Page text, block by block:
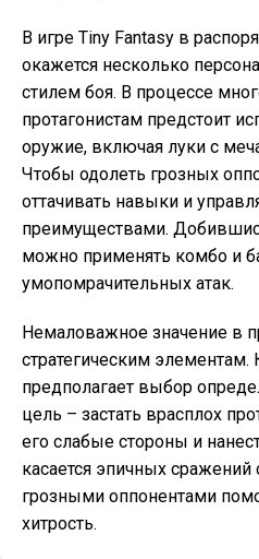
В игре Tiny Fantasy в
окажется несколько
стилем боя. В процессе
протагонистам предстоит
оружие, включая луки с
Чтобы одолеть грозных
оттачивать навыки и
преимуществами.
можно применять комбо и
умопомрачительных атак.
Немаловажное значение в
стратегическим элементам.
предполагает выбор
цель – застать врасплох
его слабые стороны и
касается эпичных
грозными оппонентами
хитрость.